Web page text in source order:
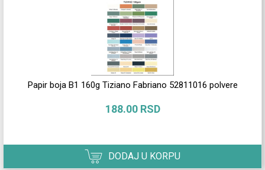
Papir boja B1 160g Tiziano Fabriano 52811016 polvere
188.00 RSD
DODAJ U KORPU